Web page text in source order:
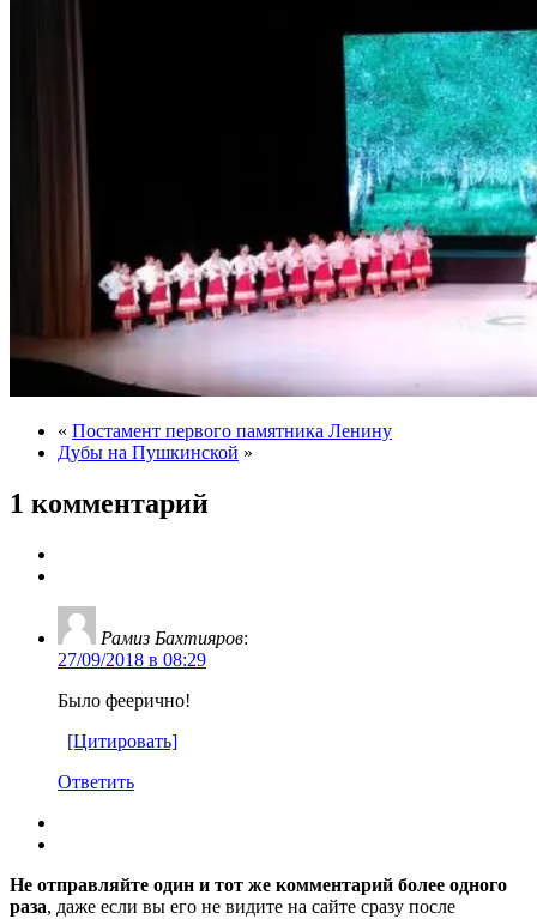
« Постамент первого памятника Ленину
Дубы на Пушкинской »
1 комментарий
Рамиз Бахтияров:
27/09/2018 в 08:29
Было феерично!
[Цитировать]
Ответить
Не отправляйте один и тот же комментарий более одного
раза, даже если вы его не видите на сайте сразу после